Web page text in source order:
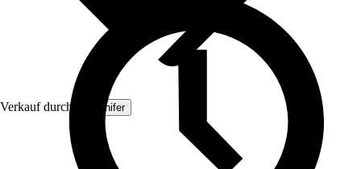
Verkauf durch: Organifer